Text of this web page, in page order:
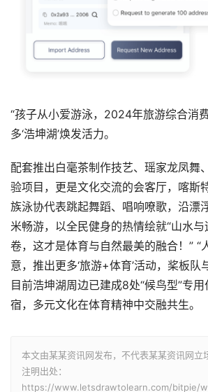
“孩子从小爱游泳，2024年旅游综合消
多‘浩坤湖’焕发活力。
配套推出白毫茶制作技艺、瑶家龙凤舞
验项目，更是文化交流的会客厅，喀斯
族泳协代表跳起舞蹈、唱响嘹歌，沿漂
米畅游，以全民健身的热情绘就“山水与
卷，这才是体育与自然最美的融合！” “
意，推出更多‘旅游+体育’活动，桨板队
目前浩坤湖周边已建成8处“候鸟型”专
宿，多元文化在体育精神中交融共生。
本文由某某资讯网发布，不代表某某资讯网立
注明出处：
https://www.letsdrawtolearn.com/bitpie/